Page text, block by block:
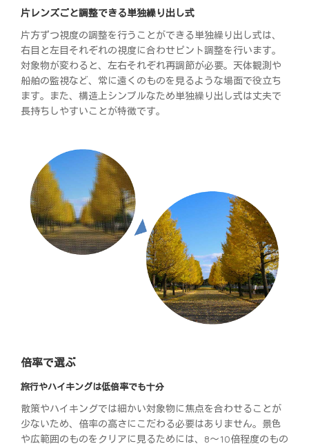
片レンズごと調整できる単独繰り出し式
片方ずつ視度の調整を行うことができる単独繰り出し式は、
右目と左目それぞれの視度に合わせピント調整を行います。
対象物が変わると、左右それぞれ再調節が必要。天体観測や
船舶の監視など、常に遠くのものを見るような場面で役立ち
ます。また、構造上シンプルなため単独繰り出し式は丈夫で
長持ちしやすいことが特徴です。
倍率で選ぶ
旅行やハイキングは低倍率でも十分
散策やハイキングでは細かい対象物に焦点を合わせることが
少ないため、倍率の高さにこだわる必要はありません。景色
や広範囲のものをクリアに見るためには、8～10倍程度のもの